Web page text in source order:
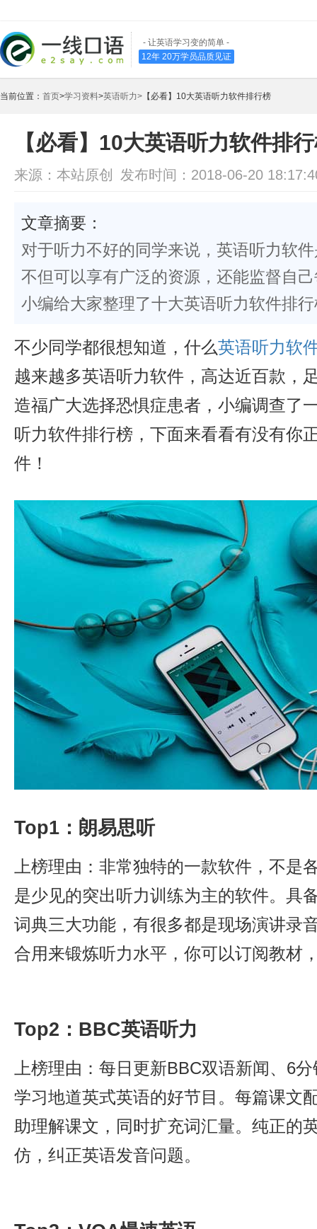
- 让英语学习变的简单 -
12年 20万学员品质见证
当前位置： 首页>学习资料>英语听力> 【必看】10大英语听力软件排行榜
【必看】10大英语听力软件排
来源：本站原创 发布时间：2018-06-20
文章摘要：
对于听力不好的同学来说，英语听力软
不但可以享有广泛的资源，还能监督自
小编给大家整理了十大英语听力软件排
不少同学都很想知道，什么英语听力软
越来越多英语听力软件，高达近百款，
造福广大选择恐惧症患者，小编调查了
听力软件排行榜，下面来看看有没有你
件！
Top1：朗易思听
上榜理由：非常独特的一款软件，不是
是少见的突出听力训练为主的软件。具
词典三大功能，有很多都是现场演讲录
合用来锻炼听力水平，你可以订阅教材
Top2：BBC英语听力
上榜理由：每日更新BBC双语新闻、6
学习地道英式英语的好节目。每篇课文
助理解课文，同时扩充词汇量。纯正的
仿，纠正英语发音问题。